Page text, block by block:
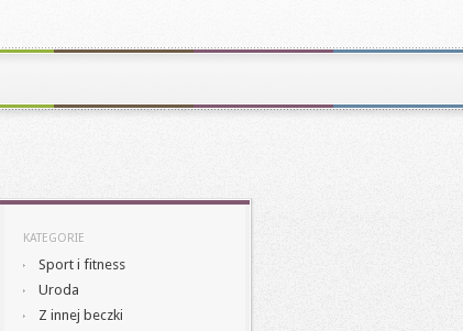
KATEGORIE
Sport i fitness
Uroda
Z innej beczki